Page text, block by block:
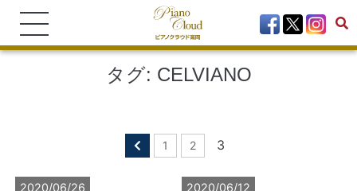
タグ: CELVIANO
1 2 3
2020/06/26 2020/06/12